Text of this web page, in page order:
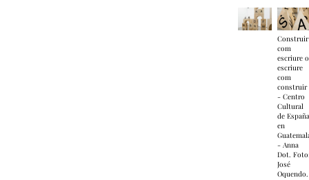
Construir
com
escriure o
escriure
com
construir
- Centro
Cultural
de
en
- Anna
Dot.
José
Oquendo.